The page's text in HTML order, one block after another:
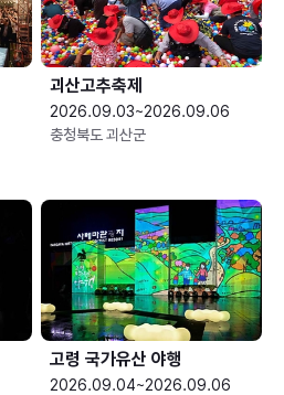
괴산고추축제
2026.09.03~2026.09.06
충청북도 괴산군
고령 국가유산 야행
2026.09.04~2026.09.06